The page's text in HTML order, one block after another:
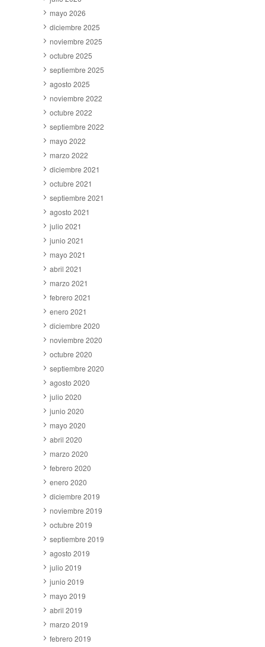
mayo 2026
diciembre 2025
noviembre 2025
octubre 2025
septiembre 2025
agosto 2025
noviembre 2022
octubre 2022
septiembre 2022
mayo 2022
marzo 2022
diciembre 2021
octubre 2021
septiembre 2021
agosto 2021
julio 2021
junio 2021
mayo 2021
abril 2021
marzo 2021
febrero 2021
enero 2021
diciembre 2020
noviembre 2020
octubre 2020
septiembre 2020
agosto 2020
julio 2020
junio 2020
mayo 2020
abril 2020
marzo 2020
febrero 2020
enero 2020
diciembre 2019
noviembre 2019
octubre 2019
septiembre 2019
agosto 2019
julio 2019
junio 2019
mayo 2019
abril 2019
marzo 2019
febrero 2019